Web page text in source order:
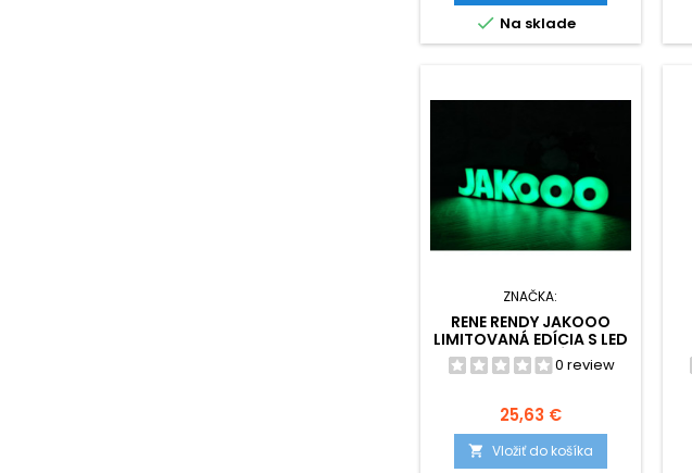
 Na sklade
ZNAČKA:
RENE RENDY JAKOOO
LIMITOVANÁ EDÍCIA S LED
OSVETLENÍM0 review
Cena
25,63 €
 Vložiť do košíka